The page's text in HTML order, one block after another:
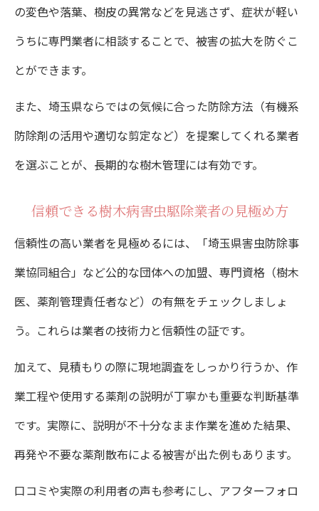
方法
口コミと評判から見抜く樹木病害虫駆除業
者の質
保証制度の有無で選ぶ樹木病害虫駆除業者
樹木病害虫駆除のトラブル回避策と相談ポ
イント
徴
の変色や落葉、樹皮の異常などを見逃さず、症状が軽い
うちに専門業者に相談することで、被害の拡大を防ぐこ
とができます。
また、埼玉県ならではの気候に合った防除方法（有機系
防除剤の活用や適切な剪定など）を提案してくれる業者
を選ぶことが、長期的な樹木管理には有効です。
信頼できる樹木病害虫駆除業者の見極め方
信頼性の高い業者を見極めるには、「埼玉県害虫防除事
業協同組合」など公的な団体への加盟、専門資格（樹木
医、薬剤管理責任者など）の有無をチェックしましょ
う。これらは業者の技術力と信頼性の証です。
加えて、見積もりの際に現地調査をしっかり行うか、作
業工程や使用する薬剤の説明が丁寧かも重要な判断基準
です。実際に、説明が不十分なまま作業を進めた結果、
再発や不要な薬剤散布による被害が出た例もあります。
口コミや実際の利用者の声も参考にし、アフターフォロ